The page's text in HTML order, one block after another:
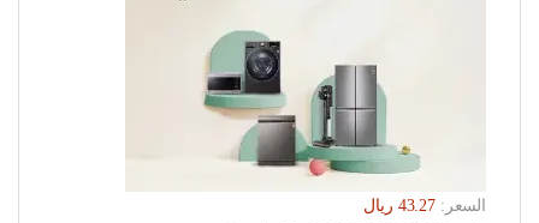
السعر:
‏43.27 ريال